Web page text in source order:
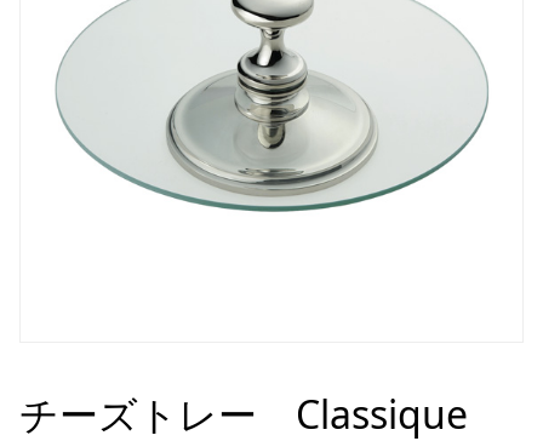
チーズトレー Classique